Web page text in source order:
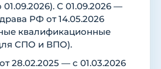
01.09.2026). С 01.09.2026 —
РФ от 14.05.2026
квалификационные
СПО и ВПО).
от 28.02.2025 — с 01.03.2026